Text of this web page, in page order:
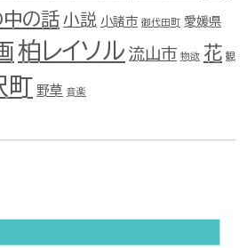
中の話 小説 小諸市 御代田町 愛媛県
柏レイソル 流山市 物欲 花 観
町 野草 音楽